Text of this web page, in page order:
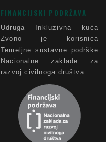
FINANCIJSKI PODRŽAVA
Udruga Inkluzivna kuća
Zvono je korisnica
Temeljne sustavne podrške
Nacionalne zaklade za
razvoj civilnoga društva.